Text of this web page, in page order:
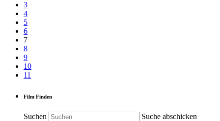
3
4
5
6
7
8
9
10
11
Film Finden
Suchen Suche abschicken